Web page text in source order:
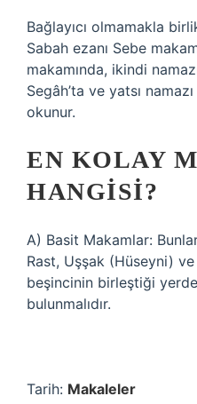
Bağlayıcı olmamakla
Sabah ezanı Sebe
makamında, ikindi
Segâh’ta ve yatsı
okunur.
EN KOLAY
HANGISI?
A) Basit Makamlar:
Rast, Uşşak (Hüseyni)
beşincinin birleştiği
bulunmalıdır.
Tarih: Makaleler